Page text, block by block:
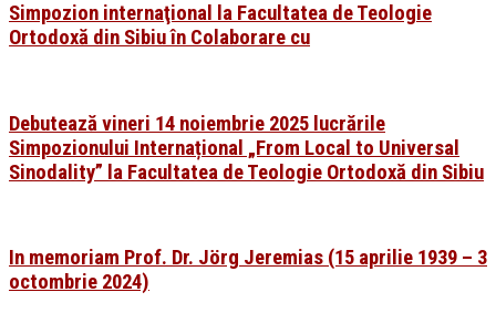
Simpozion internaţional la Facultatea de Teologie
Ortodoxă din Sibiu în Colaborare cu
Debutează vineri 14 noiembrie 2025 lucrările
Simpozionului Internațional „From Local to Universal
Sinodality” la Facultatea de Teologie Ortodoxă din Sibiu
In memoriam Prof. Dr. Jörg Jeremias (15 aprilie 1939 – 3
octombrie 2024)